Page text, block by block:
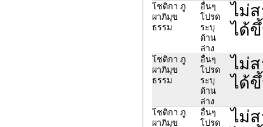
โชติกา ภู
ผาภิมุข
ธรรม
อื่นๆ
โปรด
ระบุ
ด้าน
ล่าง
ไม่
ได้
โชติกา ภู
ผาภิมุข
ธรรม
อื่นๆ
โปรด
ระบุ
ด้าน
ล่าง
ไม่
ได้
โชติกา ภู
ผาภิมุข
อื่นๆ
โปรด
ไม่